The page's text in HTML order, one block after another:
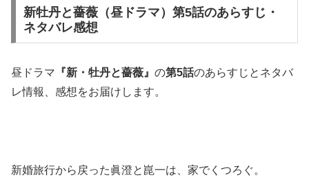
新牡丹と薔薇（昼ドラマ）第5話のあらすじ・
ネタバレ感想
昼ドラマ 『新・牡丹と薔薇』 の第5話のあらすじとネタバ
レ情報、感想をお届けします。
新婚旅行から戻った眞澄と崑一は、家でくつろぐ。